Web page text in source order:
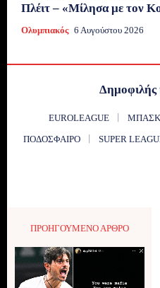
Πλέιτ – «Μίλησα με τον
Ολυμπιακός 6 Αυγούστου 2026
Δημοφιλής
EUROLEAGUE
ΠΟΔΌΣΦΑΙΡΟ
SUPER
ΠΡΟΗΓΟΎΜΕΝΟ ΆΡΘΡΟ